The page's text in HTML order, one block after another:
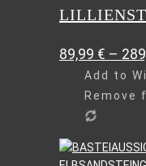
Die
Optionen
auf
Produktseite
gewählt
89,99 € –
Add to
Remove
Dieses